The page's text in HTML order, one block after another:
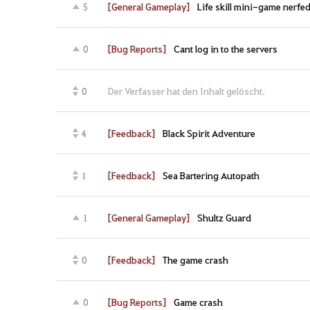
[General Gameplay] Life skill mini-game
5
[Bug Reports] Cant log in to the servers
0
Der Verfasser hat den Inhalt gelöscht.
0
[Feedback] Black Spirit Adventure
4
[Feedback] Sea Bartering Autopath
1
[General Gameplay] Shultz Guard
1
[Feedback] The game crash
0
[Bug Reports] Game crash
0